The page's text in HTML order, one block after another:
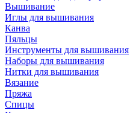
Вышивание
Иглы для вышивания
Канва
Пяльцы
Инструменты для вышивания
Наборы для вышивания
Нитки для вышивания
Вязание
Пряжа
Спицы